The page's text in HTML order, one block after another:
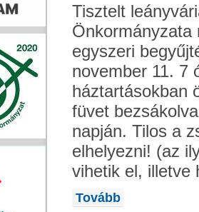
Tisztelt
Önkormányzata
egyszeri
november 11. 7
háztartásokban
füvet
napján. Tilos a
elhelyezni! (az
vihetik el, illetve
Tovább